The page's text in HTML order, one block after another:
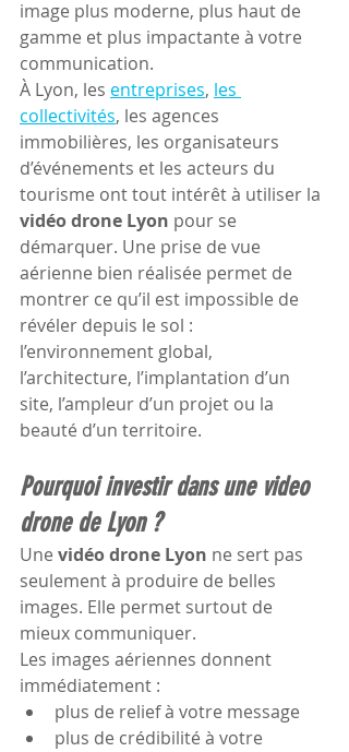
image plus moderne, plus haut de
gamme et plus impactante à votre
communication.
À Lyon, les entreprises, les
collectivités, les agences
immobilières, les organisateurs
d’événements et les acteurs du
tourisme ont tout intérêt à utiliser la
vidéo drone Lyon pour se
démarquer. Une prise de vue
aérienne bien réalisée permet de
montrer ce qu’il est impossible de
révéler depuis le sol :
l’environnement global,
l’architecture, l’implantation d’un
site, l’ampleur d’un projet ou la
beauté d’un territoire.
Pourquoi investir dans une video
drone de Lyon ?
Une vidéo drone Lyon ne sert pas
seulement à produire de belles
images. Elle permet surtout de
mieux communiquer.
Les images aériennes donnent
immédiatement :
plus de relief à votre message
plus de crédibilité à votre